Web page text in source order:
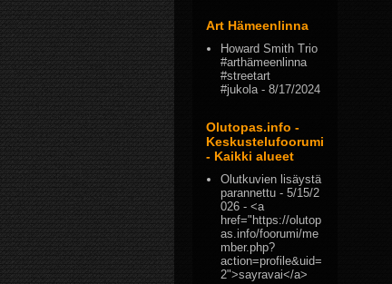
Art Hämeenlinna
Howard Smith Trio
#arthämeenlinna
#streetart
#jukola- 8/17/2024
Olutopas.info -
Keskustelufoorumi
- Kaikki alueet
Olutkuvien lisäystä
parannettu - 5/15/2
026 - <a
href="https://olutop
as.info/foorumi/me
mber.php?
action=profile&uid=
2">sayravai</a>